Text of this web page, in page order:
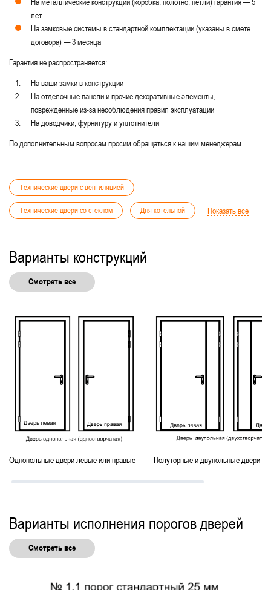
лет
На замковые системы в стандартной комплектации (указаны в смете
договора) — 3 месяца
Гарантия не распространяется:
На ваши замки в конструкции
На отделочные панели и прочие декоративные элементы,
поврежденные из-за несоблюдения правил эксплуатации
На доводчики, фурнитуру и уплотнители
По дополнительным вопросам просим обращаться к нашим менеджерам.
Технические двери с вентиляцией
Технические двери со стеклом Для котельной
Остекленные технические
Показать все
Варианты конструкций
Смотреть все
Однопольные двери левые или правые Полуторные и двупольные двери
Варианты исполнения порогов дверей
Смотреть все